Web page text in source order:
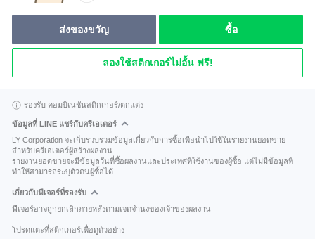
ส่งของขวัญ ซื้อ
ลองใช้สติกเกอร์ไม่อั้น ฟรี!
รองรับ คอมบิเนชันสติกเกอร์/ตกแต่ง
ข้อมูลที่ LINE แชร์กับครีเอเตอร์
LY Corporation จะเก็บรวบรวมข้อมูลเกี่ยวกับการซื้อเพื่อนำไปใช้ในรายงานยอดขาย
สำหรับครีเอเตอร์ผู้สร้างผลงาน
รายงานยอดขายจะมีข้อมูลวันที่ซื้อผลงานและประเทศที่ใช้งานของผู้ซื้อ แต่ไม่มีข้อมูลที่
ทำให้สามารถระบุตัวตนผู้ซื้อได้
เกี่ยวกับฟีเจอร์ที่รองรับ
ฟีเจอร์อาจถูกยกเลิกภายหลังตามเจตจำนงของเจ้าของผลงาน
โปรดแตะที่สติกเกอร์เพื่อดูตัวอย่าง